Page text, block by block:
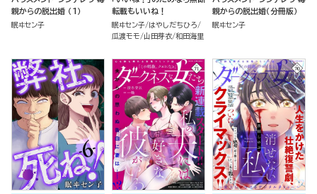
親からの脱出婚 （1）
眠ヰセン子
転載もいいね！
眠ヰセン子 はやしだちひろ
瓜渡モモ
山田芽衣 和田海里
親からの脱出婚（分冊版）
眠ヰセン子